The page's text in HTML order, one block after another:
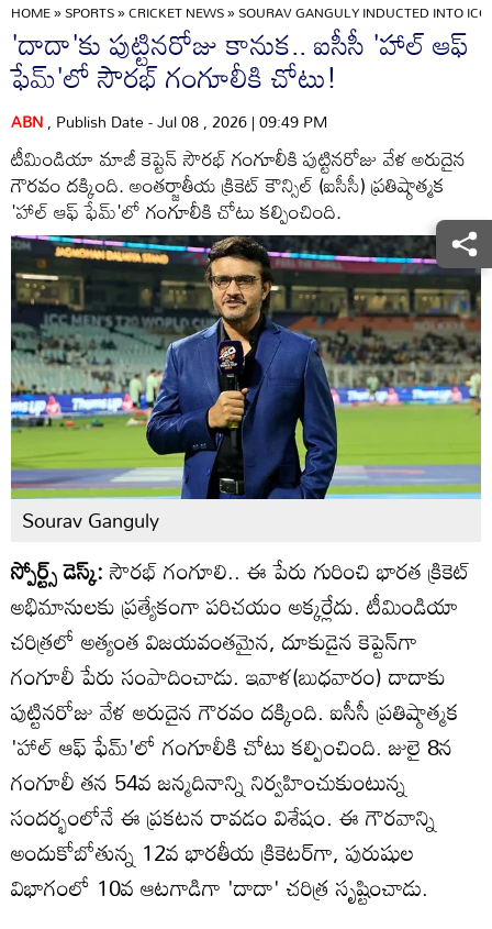
HOME»SPORTS»CRICKET NEWS»SOURAV GANGULY INDUCTED INTO
'దాదా'కు పుట్టినరోజు కానుక.. ఐసీసీ 'హాల్ ఆఫ్
ఫేమ్'లో సౌరభ్ గంగూలీకి చోటు!
ABN, Publish Date - Jul 08 , 2026 | 09:49 PM
టీమిండియా మాజీ కెప్టెన్ సౌరభ్ గంగూలీకి పుట్టినరోజు వేళ అరుదైన
గౌరవం దక్కింది. అంతర్జాతీయ క్రికెట్ కౌన్సిల్ (ఐసీసీ) ప్రతిష్ఠాత్మక
'హాల్ ఆఫ్ ఫేమ్'లో గంగూలీకి చోటు కల్పించింది.
Sourav Ganguly
స్పోర్ట్స్ డెస్క్:సౌరభ్ గంగూలి.. ఈ పేరు గురించి భారత క్రికెట్
అభిమానులకు ప్రత్యేకంగా పరిచయం అక్కర్లేదు. టీమిండియా
చరిత్రలో అత్యంత విజయవంతమైన, దూకుడైన కెప్టెన్‌గా
గంగూలీ పేరు సంపాదించాడు. ఇవాళ(బుధవారం) దాదాకు
పుట్టినరోజు వేళ అరుదైన గౌరవం దక్కింది. ఐసీసీ ప్రతిష్ఠాత్మక
'హాల్ ఆఫ్ ఫేమ్'లో గంగూలీకి చోటు కల్పించింది. జులై 8న
గంగూలీ తన 54వ జన్మదినాన్ని నిర్వహించుకుంటున్న
సందర్భంలోనే ఈ ప్రకటన రావడం విశేషం. ఈ గౌరవాన్ని
అందుకోబోతున్న 12వ భారతీయ క్రికెటర్‌గా, పురుషుల
విభాగంలో 10వ ఆటగాడిగా 'దాదా' చరిత్ర సృష్టించాడు.